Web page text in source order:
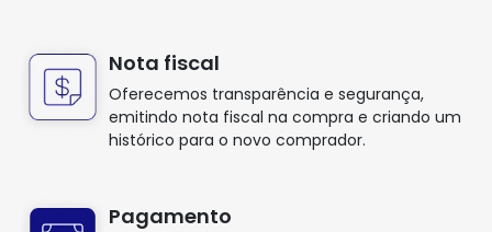
Nota fiscal
Oferecemos transparência e segurança,
emitindo nota fiscal na compra e criando um
histórico para o novo comprador.
Pagamento